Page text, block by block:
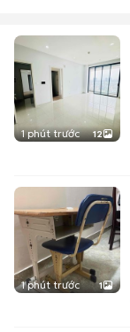
1 phút trước 12
1 phút trước 1